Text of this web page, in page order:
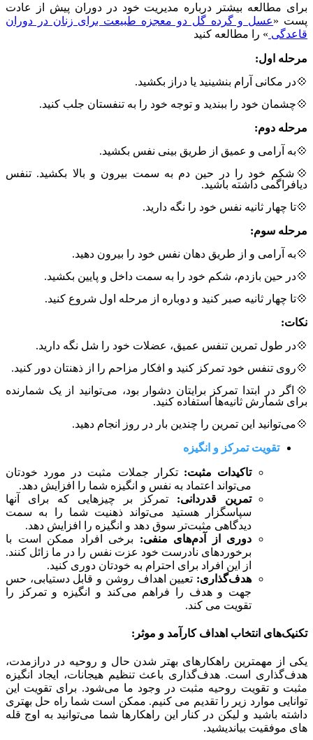
برای مطالعه بیشتر درباره مدیریت خود در دوران پیش از عادت
پست «عسل و گرده گل دو معجزه طبیعت برای زنان در دوران
قاعدگی » را مطالعه کنید
مرحله اول:
💠در مکانی آرام بنشینید یا دراز بکشید.
💠چشمان خود را ببندید و توجه خود را به تنفستان جلب کنید.
مرحله دوم:
💠به آرامی و عمیق از طریق بینی نفس بکشید.
💠شکم خود را در حین دم به سمت بیرون و بالا بکشید. تنفس
دیافراگمی داشته باشید.
💠تا چهار ثانیه نفس خود را نگه دارید.
مرحله سوم:
💠به آرامی و از طریق دهان نفس خود را بیرون دهید.
💠در حین بازدم، شکم خود را به سمت داخل و پایین بکشید.
💠تا چهار ثانیه صبر کنید و دوباره از مرحله اول شروع کنید.
نکات:
💠در طول تمرین تنفس عمیق، عضلات خود را شل نگه دارید.
💠روی تنفس خود تمرکز کنید و افکار مزاحم را از ذهنتان دور کنید.
💠اگر در ابتدا تمرکز برایتان دشوار بود، می‌توانید از یک شمارنده
برای شمارش ثانیه‌ها استفاده کنید.
💠می‌توانید این تمرین را چندین بار در روز انجام دهید.
تقویت تمرکز و انگیزه
تاکیدات مثبت: تکرار جملات مثبت در مورد خودتان
می‌تواند اعتماد به نفس و انگیزه شما را افزایش دهد.
تمرین قدردانی: تمرکز بر چیزهایی که برای آنها
سپاسگزار هستید می‌تواند ذهنیت شما را به سمت
دیدگاهی مثبت‌تر سوق دهد و انگیزه را افزایش دهد.
دوری از آدم‌های منفی: برخی افراد ممکن است با
برخوردهای نادرست خود عزت نفس را در ما زائل کنند.
از این افراد برای احترام به خودتان دوری کنید.
هدف‌گذاری: تعیین اهداف روشن و قابل دستیابی، حس
جهت و هدف را فراهم می‌کند و انگیزه و تمرکز را
تقویت می کند.
تکنیک‌های انتخاب اهداف کارآمد و موثر:
یکی از مهمترین راهکارهای بهتر شدن حال و روحیه در درازمدت،
هدف‌گذاری است. هدف‌گذاری باعث تنظیم هیجانات، ایجاد انگیزه
مثبت و تقویت روحیه مثبت در وجود ما می‌شود. برای تقویت این
توانایی موارد زیر را تقدیم می کنیم. ممکن است شما راه حل بهتری
داشته باشید و لیکن در کنار این راهکارها شما می‌توانید به اوج قله
های موفقیت بیاندیشید.